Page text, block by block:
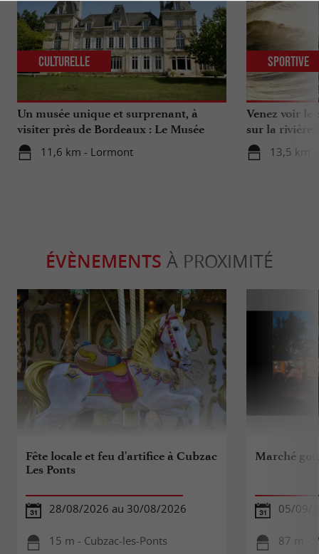
Un musée unique et surprenant, à
visiter près de Bordeaux : Le Musée
National de l’Assurance Maladie
11,6 km - Lormont
Culturelle
Venez voir le
sur la rivière !
13,5 km -
Sportive
ÉVÈNEMENTS À PROXIMITÉ
Fête locale et feu d'artifice à Cubzac
Les Ponts
28/08/2026 au 30/08/2026
15 m - Cubzac-les-Ponts
Marché
05/09/
87 m -